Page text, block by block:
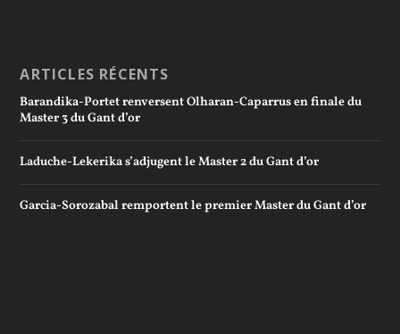
ARTICLES RÉCENTS
Barandika-Portet renversent Olharan-Caparrus en finale du
Master 3 du Gant d’or
Laduche-Lekerika s’adjugent le Master 2 du Gant d’or
Garcia-Sorozabal remportent le premier Master du Gant d’or